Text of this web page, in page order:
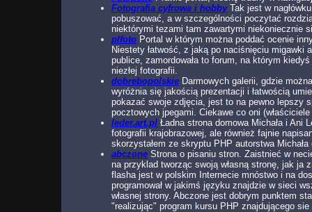
Fotografia cyfrowa i hobbyTak jest w
pobuszować, a w szczególności poczytać
niektórymi tezami tam zawartymi niekoniecznie
plfoto Portal w którym można poddać ocenie
Niestety łatwość, z jaką po naciśnięciu migawki
publice, zamordowała to forum, na którym
niezłej fotografii.
dobrebopolskie Darmowych galerii, gdzie
wyróżnia się jakością prezentacji i łatwością
pokazać swoje zdjęcia, jest to na pewno lepszy
pocztowych jpegami. Ciekawe co oni
leder.art.pl Ładna strona domowa Michała i Ani
fotografii krajobrazowej, ale również fajnie
skorzystałem ze skryptu PHP autorstwa
abczone Strona o pisaniu stron. Zaistnieć w
na przyklad tworząc swoją własną stronę, jak ja
flasha jest w polskim Internecie mnóstwo i na
programował w jakimś języku znajdzie w sieci
własnej strony. Abczone jest dobrym punktem
"realizując" program kursu PHP znajdującego